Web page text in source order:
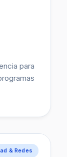
para
& Redes